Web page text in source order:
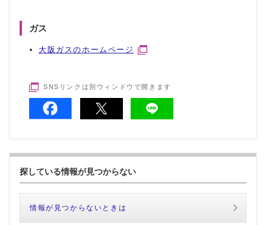
ガス
大阪ガスのホームページ
SNSリンクは別ウィンドウで開きます
探している情報が見つからない
情報が見つからないときは